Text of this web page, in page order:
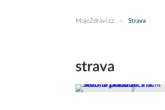
MojeZdravi.cz Strava
strava